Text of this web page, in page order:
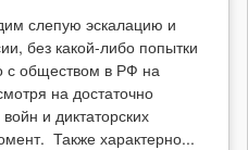
слепую эскалацию и
без какой-либо попытки
с обществом в РФ на
на достаточно
и диктаторских
Также характерно...